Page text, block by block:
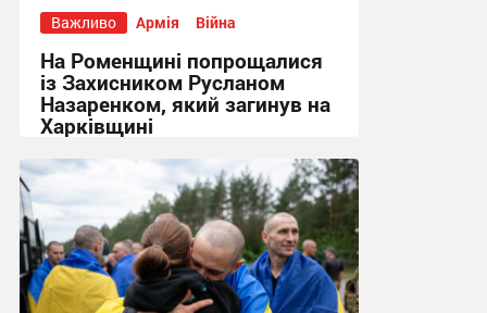
Важливо Армія Війна
На Роменщині попрощалися
із Захисником Русланом
Назаренком, який загинув на
Харківщині